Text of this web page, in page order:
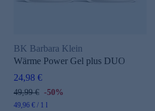
BK Barbara Klein
Wärme Power Gel plus DUO
24,98 €
49,99 € -50%
49,96 € / 1 l